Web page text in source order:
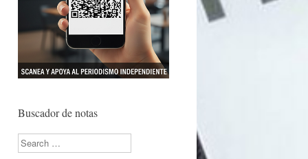
Buscador de notas
Search